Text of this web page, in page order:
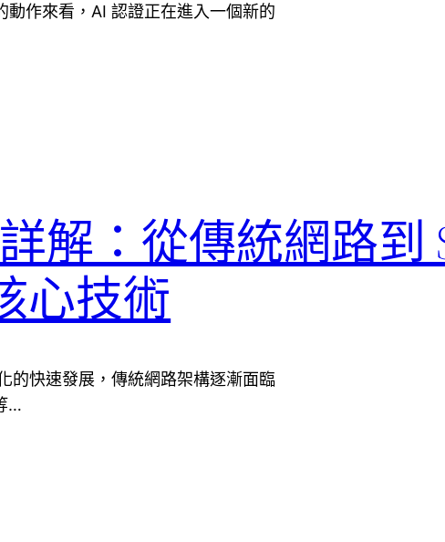
作來看，AI 認證正在進入一個新的
解：從傳統網路到
心技術
的快速發展，傳統網路架構逐漸面臨
…